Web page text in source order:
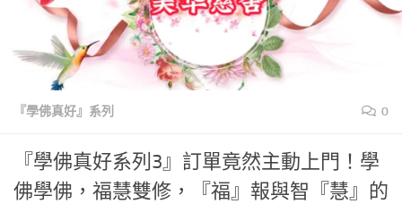
『學佛真好』系列 0
『學佛真好系列3』訂單竟然主動上門！學
佛學佛，福慧雙修，『福』報與智『慧』的